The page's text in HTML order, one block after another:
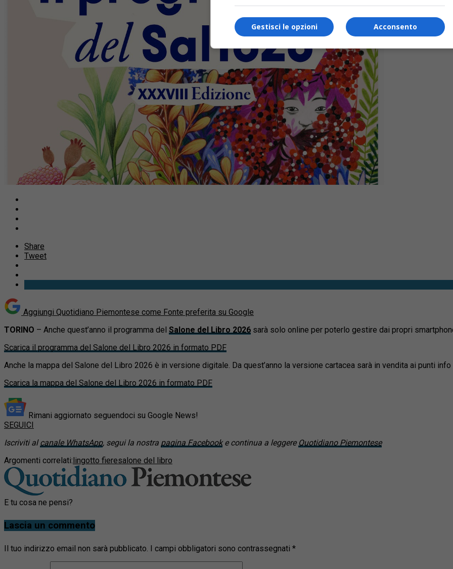
Share
Tweet
Aggiungi Quotidiano Piemontese come Fonte preferita su Google
TORINO – Anche quest’anno il programma del Salone del Libro 2026 sarà solo online per poterlo gestire dai propri
Scarica il programma del Salone del Libro 2026 in formato PDF
Anche la mappa del Salone del Libro 2026 è in versione digitale. Da quest’anno la versione cartacea sarà in vendita ai punti
Scarica la mappa del Salone del Libro 2026 in formato PDF
Rimani aggiornato seguendoci su Google News!
SEGUICI
Iscriviti alcanale WhatsApp, segui la nostra pagina Facebooke continua a leggere Quotidiano Piemontese
Argomenti correlati:lingotto fieresalone del libro
E tu cosa ne pensi?
Lascia un commento
Il tuo indirizzo email non sarà pubblicato. I campi obbligatori sono contrassegnati *
Acconsento
Gestisci le opzioni